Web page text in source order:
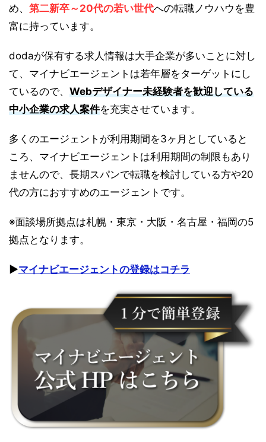
め、 第二新卒～20代の若い世代への転職ノウハウを豊
富に持っています。
dodaが保有する求人情報は大手企業が多いことに対し
て、マイナビエージェントは若年層をターゲットにし
ているので、 Webデザイナー未経験者を歓迎している
中小企業の求人案件を充実させています。
多くのエージェントが利用期間を3ヶ月としていると
ころ、マイナビエージェントは利用期間の制限もあり
ませんので、長期スパンで転職を検討している方や20
代の方におすすめのエージェントです。
※面談場所拠点は札幌・東京・大阪・名古屋・福岡の5
拠点となります。
▶︎マイナビエージェントの登録はコチラ